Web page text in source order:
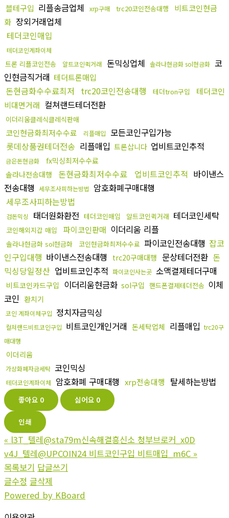
블테구입 리플송금업체 xrp구매 trc20코인전송대행
비트코인현금
화 장외거래업체
테더코인매입
테더코인계좌이체
트론 리플코인전송 알트코인퀵거래 돈믹싱업체 솔라나현금화 sol현금화 코
인현금직거래 테더트론매입
돈현금화수수료최저 trc20코인전송대행 테더tron구입
테더코인
비대면거래 컬쳐랜드테더전환
이더리움클레식클레식판매
코인현금화최저수수료 리플매입
모든코인구입가능
롯데상품권테더전송 리플매입 트론삽니다 업비트코인추적
금은돈현금화
fx믹싱최저수수료
솔라나전송대행
돈현금화최저수수료 업비트코인추적 바이낸스
전송대행 세무조사피하는방법
암호화폐구매대행
세무조사피하는방법
검돈믹싱 태더원화환전 테더코인매입 알트코인퀵거래 테더코인세탁
코인해외지갑 매입 파이코인판매 이더리움 리플
솔라나현금화 sol현금화 코인현금화최저수수료 파이코인전송대행 잡코
인구입대행 바이낸스전송대행 trc20구매대행 문상테더전환 돈
믹싱당일정산 업비트코인추적 파이코인사는곳 소액결제테더구매
비트코인카드구입 이더리움현금화 sol구입 핸드폰결제테더전송 이체
코인 환치기
코인 계좌이체구입 정치자금믹싱
컬쳐랜드비트코인구입 비트코인개인거래 돈세탁업체 리플매입 trc20구
매대행
이더리움
가상화폐자금세탁 코인믹싱
테더코인계좌이체 암호화폐 구매대행 xrp전송대행 탈세하는방법
좋아요 0 싫어요 0
인쇄
« l3T_텔레@sta79m신속해결흥신소 청부브로커_x0D
v4J_텔레@UPCOIN24 비트코인구입 비트매입_m6C »
목록보기 답글쓰기
글수정 글삭제
Powered by KBoard